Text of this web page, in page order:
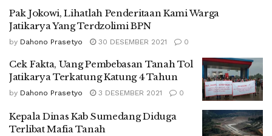
Pak Jokowi, Lihatlah Penderitaan Kami Warga
Jatikarya Yang Terdzolimi BPN
by Dahono Prasetyo 30 DESEMBER 2021 0
Cek Fakta, Uang Pembebasan Tanah Tol
Jatikarya Terkatung Katung 4 Tahun
by Dahono Prasetyo 3 DESEMBER 2021 0
Kepala Dinas Kab Sumedang Diduga
Terlibat Mafia Tanah